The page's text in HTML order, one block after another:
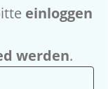
einloggen
werden.